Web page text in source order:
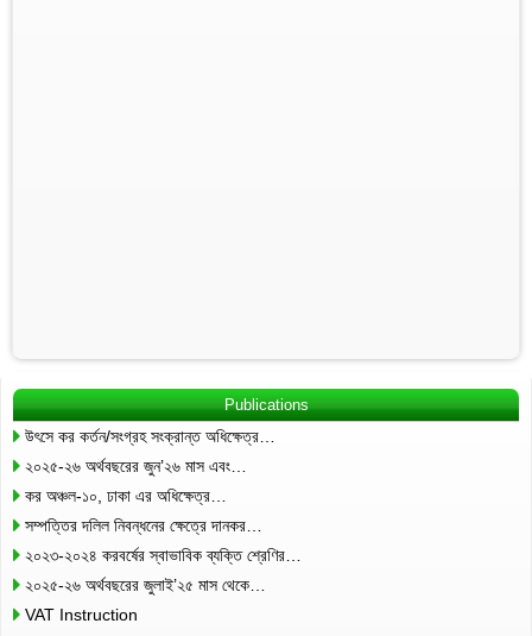
Publications
উৎসে কর কর্তন/সংগ্রহ সংক্রান্ত অধিক্ষেত্র…
২০২৫-২৬ অর্থবছরের জুন’২৬ মাস এবং…
কর অঞ্চল-১০, ঢাকা এর অধিক্ষেত্র…
সম্পত্তির দলিল নিবন্ধনের ক্ষেত্রে দানকর…
২০২৩-২০২৪ করবর্ষের স্বাভাবিক ব্যক্তি শ্রেণির…
২০২৫-২৬ অর্থবছরের জুলাই’২৫ মাস থেকে…
VAT Instruction